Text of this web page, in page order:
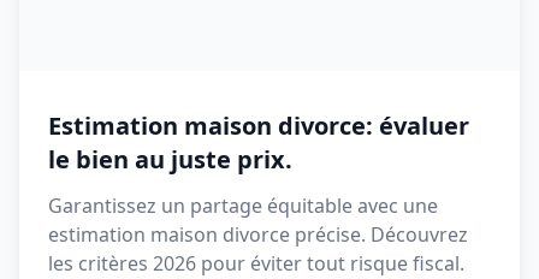
Estimation maison divorce: évaluer
le bien au juste prix.
Garantissez un partage équitable avec une
estimation maison divorce précise. Découvrez
les critères 2026 pour éviter tout risque fiscal.